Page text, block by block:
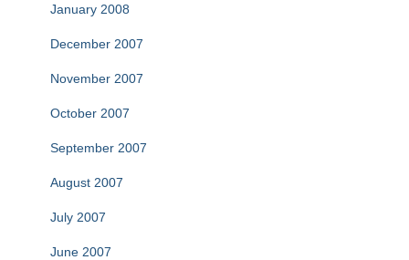
January 2008
December 2007
November 2007
October 2007
September 2007
August 2007
July 2007
June 2007